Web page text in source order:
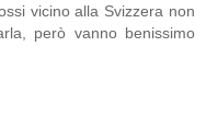
vicino alla Svizzera non
però vanno benissimo